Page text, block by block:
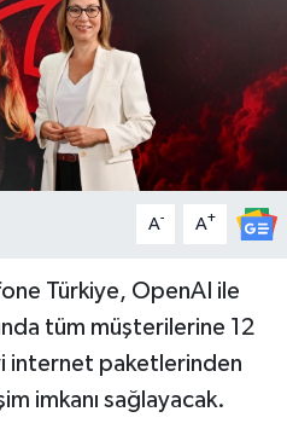
A- A+
Türkiye, OpenAI ile
tüm müşterilerine 12
internet paketlerinden
imkanı sağlayacak.